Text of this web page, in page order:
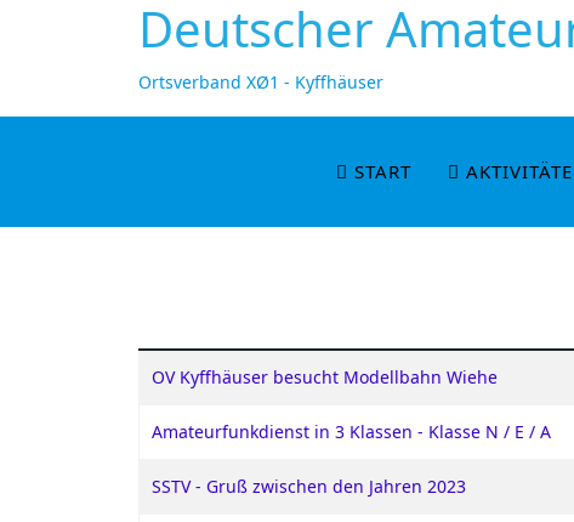
Deutscher
Ortsverband XØ1 - Kyffhäuser
START
OV Kyffhäuser besucht Modellbahn Wiehe
Amateurfunkdienst in 3 Klassen - Klasse N / E / A
SSTV - Gruß zwischen den Jahren 2023